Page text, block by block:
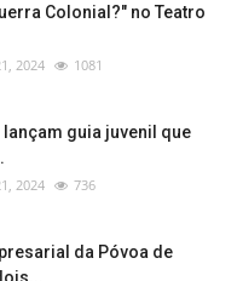
Colonial?" no Teatro
2024 1081
guia juvenil que
2024 736
da Póvoa de